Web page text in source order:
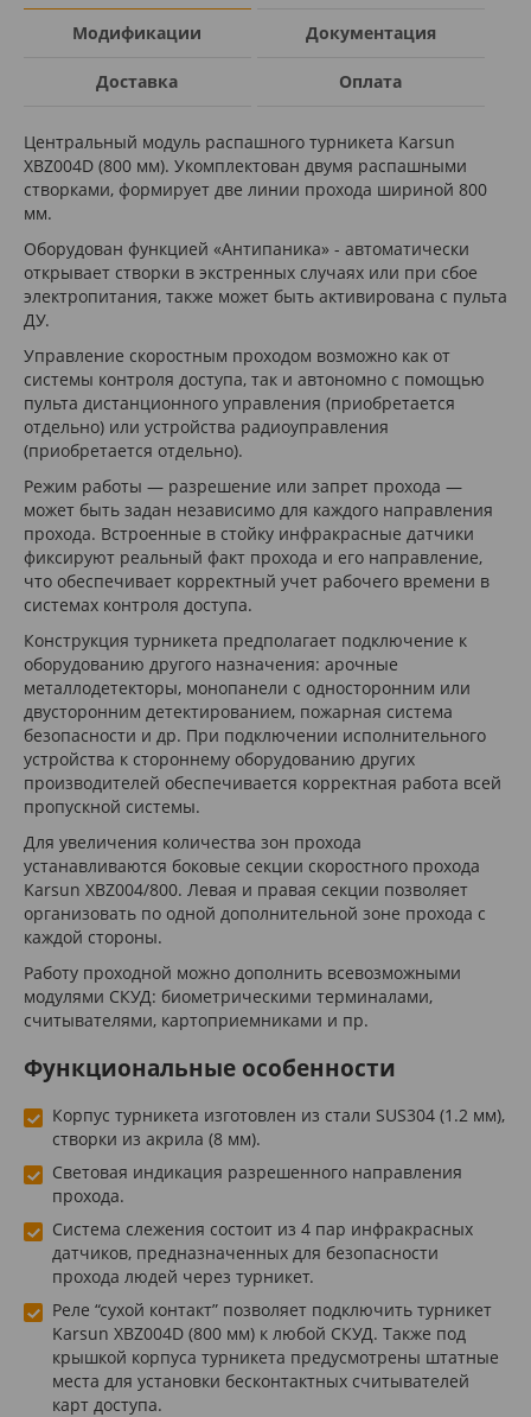
Модификации Документация
Доставка Оплата
Центральный модуль распашного турникета Karsun
XBZ004D (800 мм). Укомплектован двумя распашными
створками, формирует две линии прохода шириной 800
мм.
Оборудован функцией «Антипаника» - автоматически
открывает створки в экстренных случаях или при сбое
электропитания, также может быть активирована с пульта
ДУ.
Управление скоростным проходом возможно как от
системы контроля доступа, так и автономно с помощью
пульта дистанционного управления (приобретается
отдельно) или устройства радиоуправления
(приобретается отдельно).
Режим работы — разрешение или запрет прохода —
может быть задан независимо для каждого направления
прохода. Встроенные в стойку инфракрасные датчики
фиксируют реальный факт прохода и его направление,
что обеспечивает корректный учет рабочего времени в
системах контроля доступа.
Конструкция турникета предполагает подключение к
оборудованию другого назначения: арочные
металлодетекторы, монопанели с односторонним или
двусторонним детектированием, пожарная система
безопасности и др. При подключении исполнительного
устройства к стороннему оборудованию других
производителей обеспечивается корректная работа всей
пропускной системы.
Для увеличения количества зон прохода
устанавливаются боковые секции скоростного прохода
Karsun XBZ004/800. Левая и правая секции позволяет
организовать по одной дополнительной зоне прохода с
каждой стороны.
Работу проходной можно дополнить всевозможными
модулями СКУД: биометрическими терминалами,
считывателями, картоприемниками и пр.
Функциональные особенности
Корпус турникета изготовлен из стали SUS304 (1.2 мм),
створки из акрила (8 мм).
Световая индикация разрешенного направления
прохода.
Система слежения состоит из 4 пар инфракрасных
датчиков, предназначенных для безопасности
прохода людей через турникет.
Реле “сухой контакт” позволяет подключить турникет
Karsun XBZ004D (800 мм) к любой СКУД. Также под
крышкой корпуса турникета предусмотрены штатные
места для установки бесконтактных считывателей
карт доступа.